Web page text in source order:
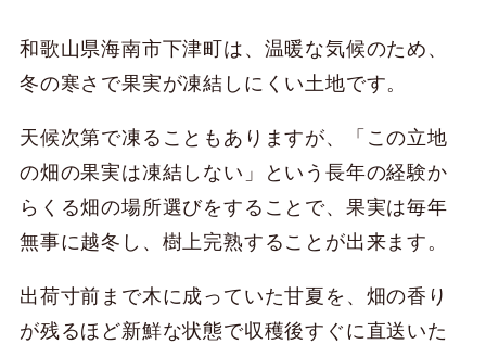
和歌山県海南市下津町は、温暖な気候のため、
冬の寒さで果実が凍結しにくい土地です。
天候次第で凍ることもありますが、「この立地
の畑の果実は凍結しない」という長年の経験か
らくる畑の場所選びをすることで、果実は毎年
無事に越冬し、樹上完熟することが出来ます。
出荷寸前まで木に成っていた甘夏を、畑の香り
が残るほど新鮮な状態で収穫後すぐに直送いた